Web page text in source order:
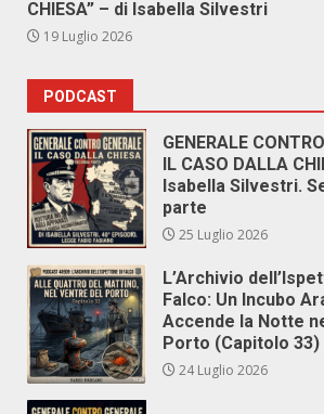
CHIESA” – di Isabella Silvestri
19 Luglio 2026
PODCAST
GENERALE
IL CASO DALLA
Isabella Silvestri.
parte
25 Luglio 2026
L’Archivio
Falco: Un Incubo
Accende la Notte
Porto (Capitolo 33)
24 Luglio 2026